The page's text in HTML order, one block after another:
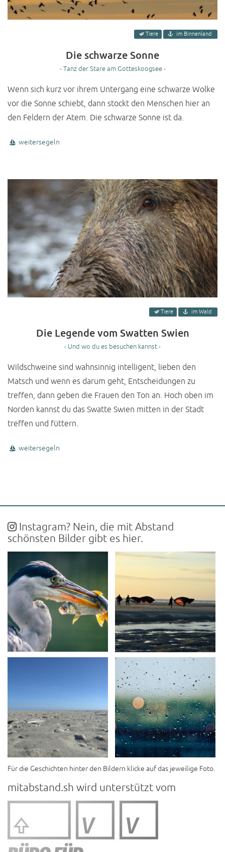
Tiere im Binnenland
Die schwarze Sonne
- Tanz der Stare am Gotteskoogsee -
Wenn sich kurz vor ihrem Untergang eine schwarze Wolke
vor die Sonne schiebt, dann stockt den Menschen hier an
den Feldern der Atem. Die schwarze Sonne ist da.
weitersegeln
Tiere im Wald
Die Legende vom Swatten Swien
- Und wo du es besuchen kannst -
Wildschweine sind wahnsinnig intelligent, lieben den
Matsch und wenn es darum geht, Entscheidungen zu
treffen, dann geben die Frauen den Ton an. Hoch oben im
Norden kannst du das Swatte Swien mitten in der Stadt
treffen und füttern.
weitersegeln
Instagram? Nein, die mit Abstand
schönsten Bilder gibt es hier.
Für die Geschichten hinter den Bildern klicke auf das jeweilige Foto.
mitabstand.sh wird unterstützt vom